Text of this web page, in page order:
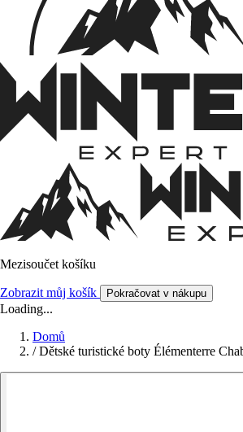
Mezisoučet košíku
Zobrazit můj košík Pokračovat v nákupu
Loading...
Domů
/ Dětské turistické boty Élémenterre